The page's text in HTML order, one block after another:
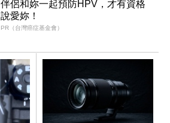
伴侶和妳一起預防HPV，才有資格
說愛妳！
PR（台灣癌症基金會）